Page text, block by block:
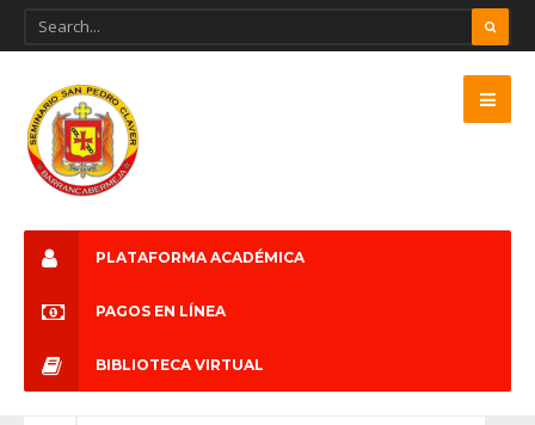
PLATAFORMA ACADÉMICA
PAGOS EN LÍNEA
BIBLIOTECA VIRTUAL